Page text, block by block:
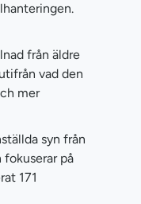
från äldre
vad den
mer
syn från
på
171